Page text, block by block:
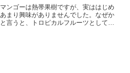
マンゴーは熱帯果樹ですが、実ははじめ
あまり興味がありませんでした。なぜか
と言うと、トロピカルフルーツとしては